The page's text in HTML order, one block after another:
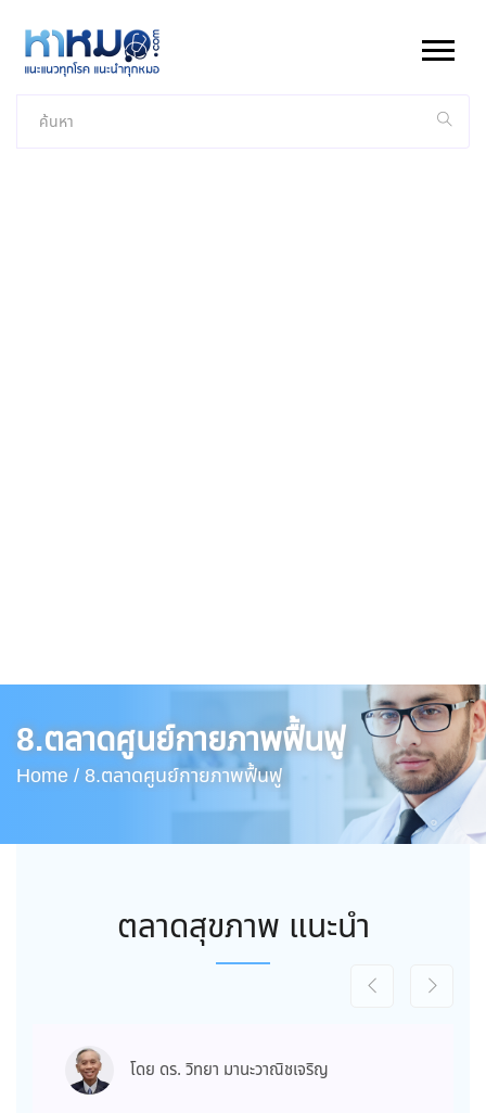
8.ตลาดศูนย์กายภาพฟื้นฟู
Home /8.ตลาดศูนย์กายภาพฟื้นฟู
ตลาดสุขภาพ แนะนำ
โดย ดร. วิทยา มานะวาณิชเจริญ